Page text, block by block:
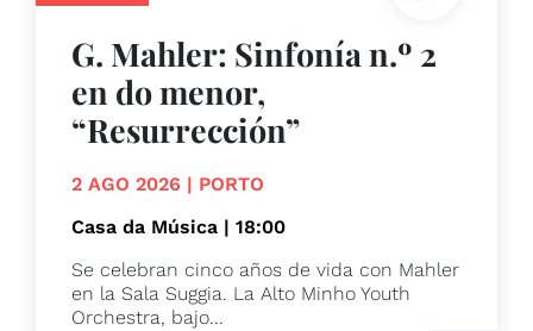
G. Mahler: Sinfonía n.º 2
en do menor,
“Resurrección”
2 AGO 2026 | PORTO
Casa da Música | 18:00
Se celebran cinco años de vida con Mahler
en la Sala Suggia. La Alto Minho Youth
Orchestra, bajo...